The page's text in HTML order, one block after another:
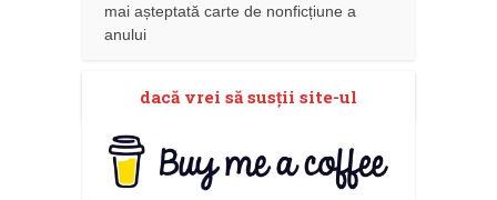
mai așteptată carte de nonficțiune a
anului
dacă vrei să susţii site-ul